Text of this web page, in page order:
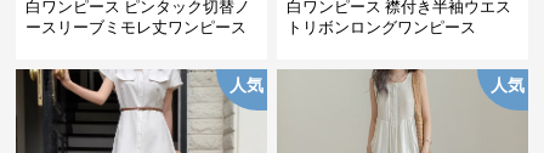
白ワンピース ピンタック切替ノ
ースリーブミモレ丈ワンピース
白ワンピース 襟付き半袖ウエス
トリボンロングワンピース
人気 人気